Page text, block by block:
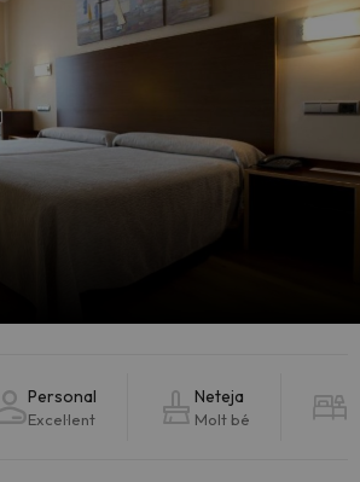
Personal
Excel·lent
Neteja
Molt bé